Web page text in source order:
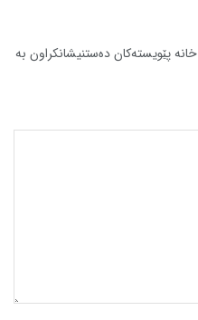
خانە پێویستەکان دەستنیشانکراون بە